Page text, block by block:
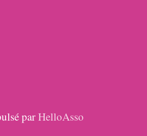
parHelloAsso